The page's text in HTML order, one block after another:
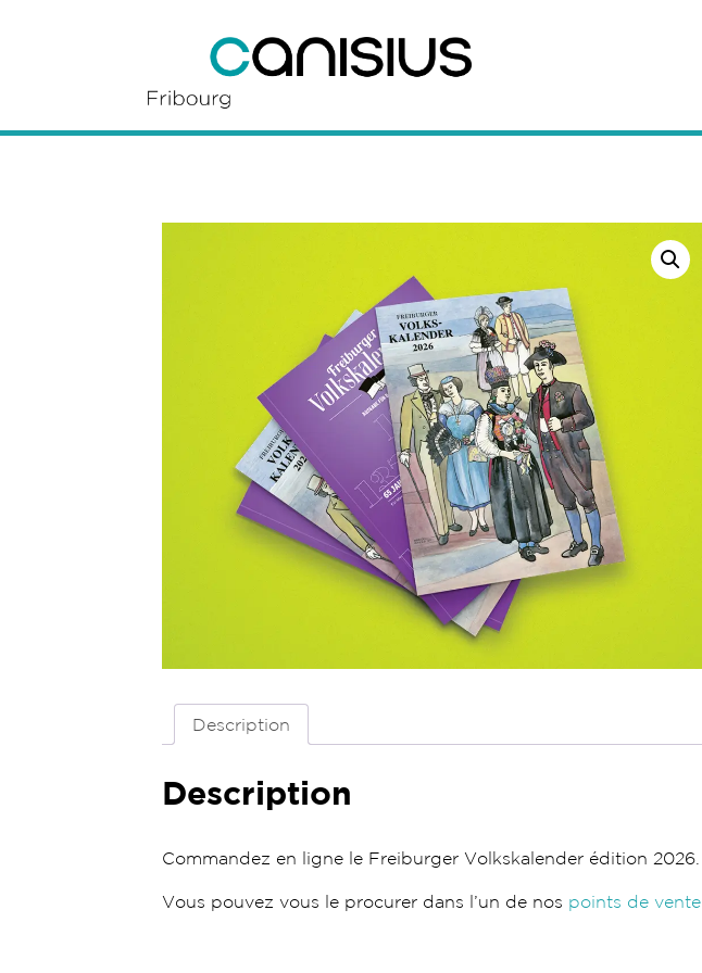
Description
Description
Commandez en ligne le Freiburger Volkskalender édition 2026.
Vous pouvez vous le procurer dans l’un de nos points de vente